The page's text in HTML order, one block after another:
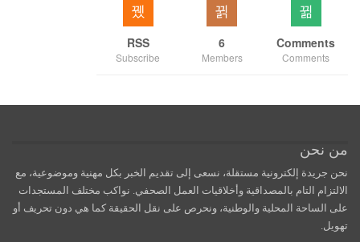
Comments
Comments
6
Members
RSS
Subscribe
من نحن
نحن جريدة إلكترونية مستقلة، نسعى إلى تقديم الخبر بكل مهنية وموضوعية، مع
الالتزام التام بالمصداقية وأخلاقيات العمل الصحفي. نواكب مختلف المستجدات
على الساحة المحلية والوطنية، ونحرص على نقل الحقيقة كما هي دون تحريف أو
تهويل.